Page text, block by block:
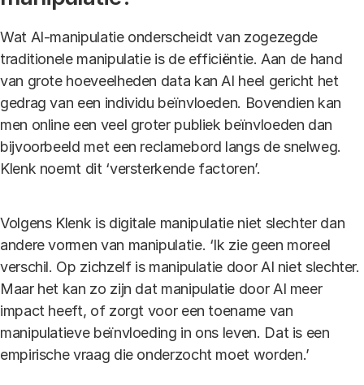
Wat AI-manipulatie onderscheidt van zogezegde
traditionele manipulatie is de efficiëntie. Aan de hand
van grote hoeveelheden data kan AI heel gericht het
gedrag van een individu beïnvloeden. Bovendien kan
men online een veel groter publiek beïnvloeden dan
bijvoorbeeld met een reclamebord langs de snelweg.
Klenk noemt dit ‘versterkende factoren’.
Volgens Klenk is digitale manipulatie niet slechter dan
andere vormen van manipulatie. ‘Ik zie geen moreel
verschil. Op zichzelf is manipulatie door AI niet slechter.
Maar het kan zo zijn dat manipulatie door AI meer
impact heeft, of zorgt voor een toename van
manipulatieve beïnvloeding in ons leven. Dat is een
empirische vraag die onderzocht moet worden.’